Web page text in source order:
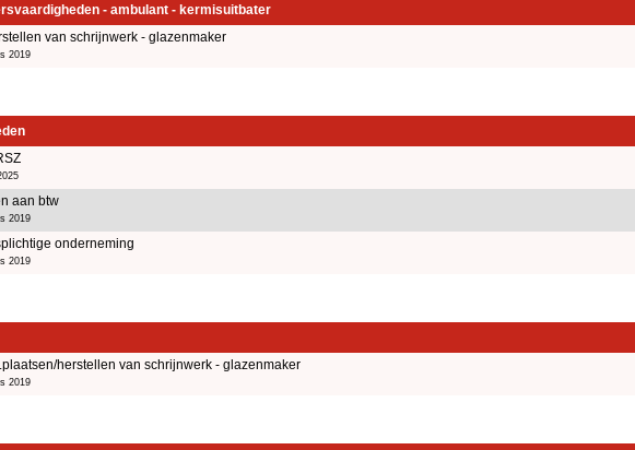
- ambulant - kermisuitbater
van schrijnwerk - glazenmaker
2019
aan btw
2019
onderneming
2019
herstellen van schrijnwerk - glazenmaker
2019